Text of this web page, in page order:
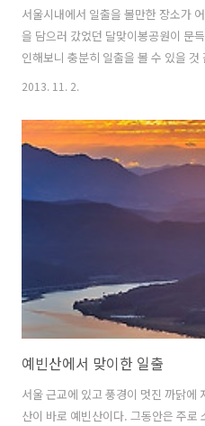
서울시내에서 일출을 볼만한 장소가
을 담으러 갔었던 달맞이봉공원이 문
인해보니 충분히 일출을 볼 수 있을
봉공원은 옥수역에서 도보로 15분 정
수대교, 동호대교, 한남대교가 한눈에
있다. 야간에 강변북로의 자동차 궤적
고 여명을 담으며 조금 기다리니 황
2013. 11. 2.
예빈산에서 맞이한 일출
서울 근교에 있고 풍경이 멋진 까닭에
산이 바로 예빈산이다. 그동안은 주로